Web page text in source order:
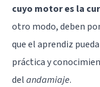
cuyo motor es la
otro modo, deben
que el aprendiz
práctica y
delandamiaje.